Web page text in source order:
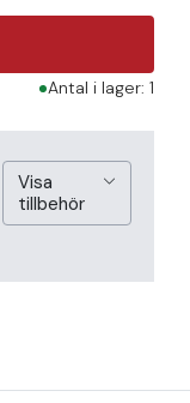
Antal i lager: 1
Visa
tillbehör